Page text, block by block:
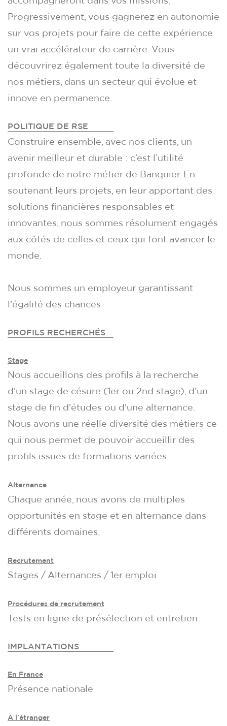
Progressivement, vous gagnerez en autonomie
sur vos projets pour faire de cette expérience
un vrai accélérateur de carrière. Vous
découvrirez également toute la diversité de
nos métiers, dans un secteur qui évolue et
innove en permanence.
POLITIQUE DE RSE
Construire ensemble, avec nos clients, un
avenir meilleur et durable : c’est l’utilité
profonde de notre métier de Banquier. En
soutenant leurs projets, en leur apportant des
solutions financières responsables et
innovantes, nous sommes résolument engagés
aux côtés de celles et ceux qui font avancer le
monde.
Nous sommes un employeur garantissant
l'égalité des chances.
PROFILS RECHERCHÉS
Stage
Nous accueillons des profils à la recherche
d'un stage de césure (1er ou 2nd stage), d'un
stage de fin d'études ou d'une alternance.
Nous avons une réelle diversité des métiers ce
qui nous permet de pouvoir accueillir des
profils issues de formations variées.
Alternance
Chaque année, nous avons de multiples
opportunités en stage et en alternance dans
différents domaines.
Recrutement
Stages / Alternances / 1er emploi
Procédures de recrutement
Tests en ligne de présélection et entretien
IMPLANTATIONS
En France
Présence nationale
A l'étranger